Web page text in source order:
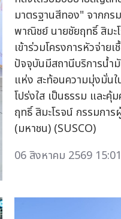
มาตรฐานสีทอง" จากกร
พาณิชย์ นายชัยฤทธิ์ สิมะ
เข้าร่วมโครงการหัวจ่าย
ปัจจุบันมีสถานีบริการน้ำ
แห่ง สะท้อนความมุ่งมั่นใ
โปร่งใส เป็นธรรม และคุ้
ฤทธิ์ สิมะโรจน์ กรรมกา
(มหาชน) (SUSCO)
06 สิงหาคม 2569